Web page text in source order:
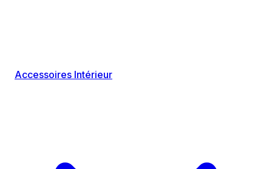
Accessoires Intérieur